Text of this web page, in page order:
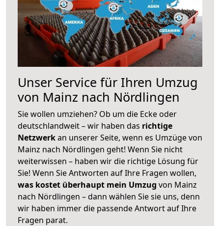
Unser Service für Ihren Umzug
von Mainz nach Nördlingen
Sie wollen umziehen? Ob um die Ecke oder
deutschlandweit – wir haben das richtige
Netzwerkan unserer Seite, wenn es Umzüge von
Mainz nach Nördlingen geht! Wenn Sie nicht
weiterwissen – haben wir die richtige Lösung für
Sie! Wenn Sie Antworten auf Ihre Fragen wollen,
was kostet überhaupt mein Umzug von Mainz
nach Nördlingen – dann wählen Sie sie uns, denn
wir haben immer die passende Antwort auf Ihre
Fragen parat.